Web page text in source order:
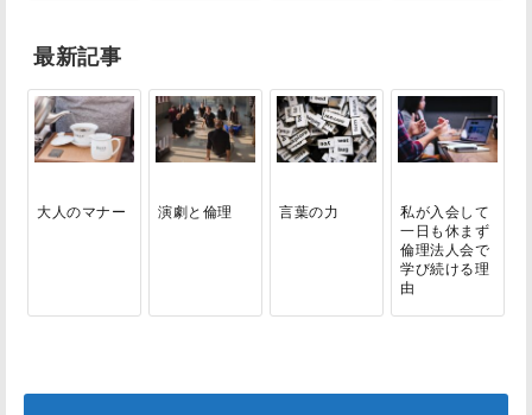
最新記事
大人のマナー 演劇と倫理 言葉の力
私が入会して
一日も休まず
倫理法人会で
学び続ける理
由